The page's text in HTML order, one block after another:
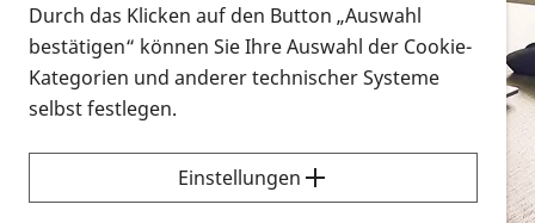
Vorlesen
Alle Infomaterialien in verschiedenen
Formaten an einem Ort
Sie möchten wissen, wie Sie nach Infonmaterial
suchen und dieses bestellen bzw. herunterladen
können? Schauen Sie sich dieErklärvideos zum
Durch das Klicken auf den Button „Auswahl
bestätigen“ können Sie Ihre Auswahl der Cookie-
Kategorien und anderer technischer Systeme
selbst festlegen.
Einstellungen